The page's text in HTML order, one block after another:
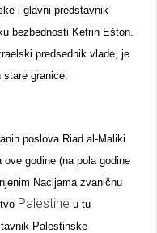
i glavni predstavnik
bezbednosti Ketrin Ešton.
predsednik vlade, je
granice.
poslova Riad al-Maliki
godine (na pola godine
Nacijama zvaničnu
Palestine u tu
Palestinske